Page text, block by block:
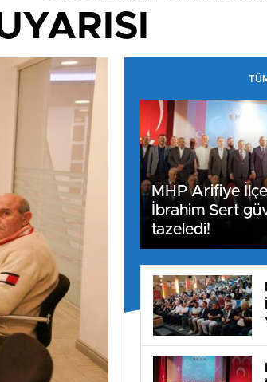
MHP Arifiye İlçe
İbrahim Sert
tazeledi!